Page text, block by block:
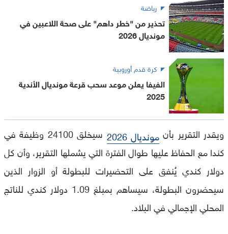
رياضة
تحذير من "خطر داهم" على صحة اللاعبين في
مونديال 2026
كرة قدم أوروبية
الفيفا يعلن موعد سحب قرعة مونديال الأندية
2025
ويقدر التقرير بأن مونديال 2026
سيخلق 24100 وظيفة في
كندا مع الحفاظ عليها طوال الفترة التي يشملها التقرير، وأن كل
دولار كندي يُنفق على التحضيرات للبطولة أو الزوار الذين
سيحضرون البطولة، سيساهم بمبلغ 1.09 دولار كندي للناتج
المحلي الإجمالي في البلاد.